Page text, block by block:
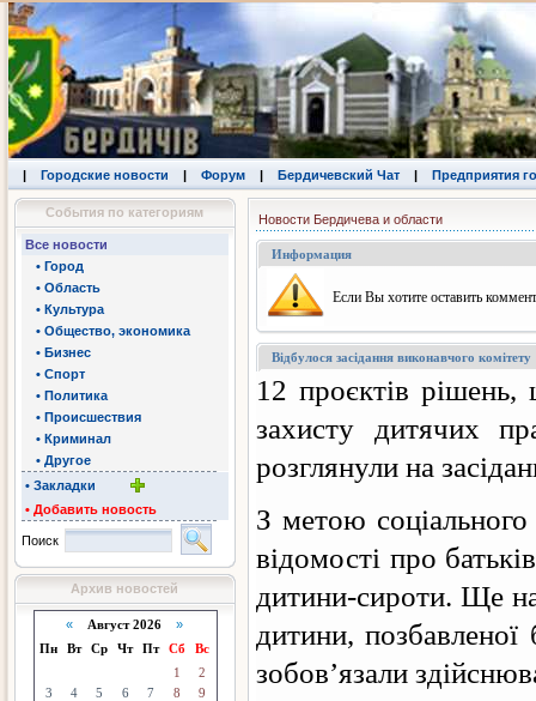
| Городские новости | Форум | Бердичевский Чат | Предприятия
События по категориям
Все новости
• Город
• Область
• Культура
• Общество, экономика
• Бизнес
• Спорт
• Политика
• Происшествия
• Криминал
• Другое
• Закладки
• Добавить новость
Поиск
Архив новостей
« Август 2026»
Пн
Вт Ср Чт Пт Сб
Вс
1
2
3
4 5 6 7 8
9
Новости Бердичева и области
Информация
Eсли Вы хотите оставить
Відбулося засідання виконавчого комітету
12 проєктів
захисту дитячих
розглянули на
З метою
відомості про
дитини-сироти. Ще
дитини, позбавленої
зобов’язали